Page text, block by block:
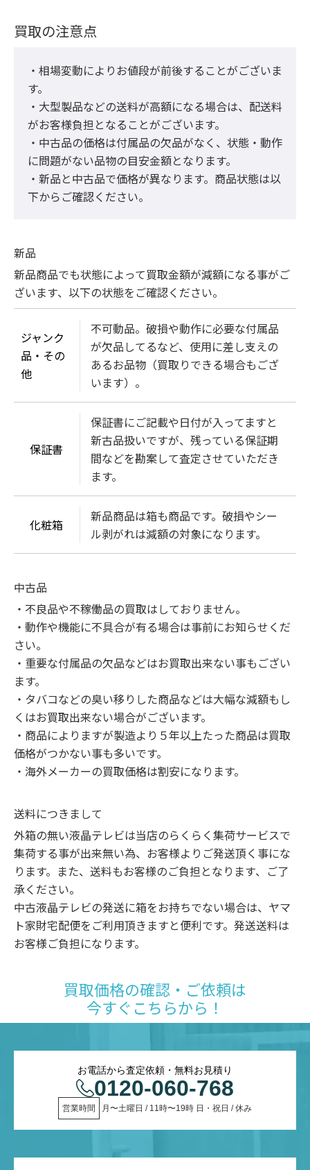
買取の注意点
・相場変動によりお値段が前後することがございま
す。
・大型製品などの送料が高額になる場合は、配送料
がお客様負担となることがございます。
・中古品の価格は付属品の欠品がなく、状態・動作
に問題がない品物の目安金額となります。
・新品と中古品で価格が異なります。商品状態は以
下からご確認ください。
新品
新品商品でも状態によって買取金額が減額になる事がご
ざいます、以下の状態をご確認ください。
ジャンク
品・その
他
不可動品。破損や動作に必要な付属品
が欠品してるなど、使用に差し支えの
あるお品物（買取りできる場合もござ
います）。
保証書
保証書にご記載や日付が入ってますと
新古品扱いですが、残っている保証期
間などを勘案して査定させていただき
ます。
化粧箱
新品商品は箱も商品です。破損やシー
ル剥がれは減額の対象になります。
中古品
・不良品や不稼働品の買取はしておりません。
・動作や機能に不具合が有る場合は事前にお知らせくだ
さい。
・重要な付属品の欠品などはお買取出来ない事もござい
ます。
・タバコなどの臭い移りした商品などは大幅な減額もし
くはお買取出来ない場合がございます。
・商品によりますが製造より５年以上たった商品は買取
価格がつかない事も多いです。
・海外メーカーの買取価格は割安になります。
送料につきまして
外箱の無い液晶テレビは当店のらくらく集荷サービスで
集荷する事が出来無い為、お客様よりご発送頂く事にな
ります。また、送料もお客様のご負担となります、ご了
承ください。
中古液晶テレビの発送に箱をお持ちでない場合は、ヤマ
ト家財宅配便をご利用頂きますと便利です。発送送料は
お客様ご負担になります。
買取価格の確認・ご依頼は
今すぐこちらから！
お電話から査定依頼・無料お見積り
0120-060-768
営業時間 月〜土曜日 / 11時〜19時 日・祝日 / 休み